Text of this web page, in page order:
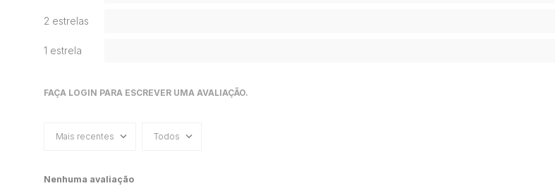
2 estrelas
1 estrela
FAÇA LOGIN PARA ESCREVER UMA AVALIAÇÃO.
Mais recentes Todos
Nenhuma avaliação